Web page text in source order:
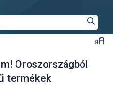
Oroszországból
termékek